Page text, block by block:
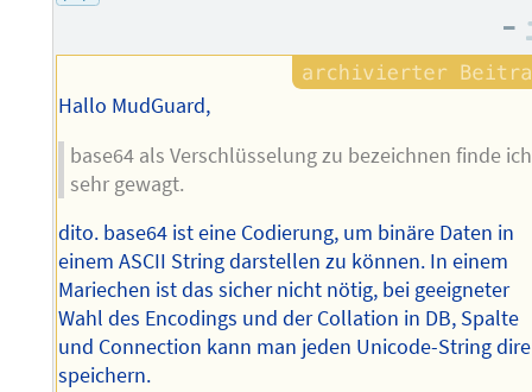
–
Hallo MudGuard,
base64 als Verschlüsselung zu bezeichnen finde ich
sehr gewagt.
dito. base64 ist eine Codierung, um binäre Daten in
einem ASCII String darstellen zu können. In einem
Mariechen ist das sicher nicht nötig, bei geeigneter
Wahl des Encodings und der Collation in DB, Spalte
und Connection kann man jeden Unicode-String
speichern.